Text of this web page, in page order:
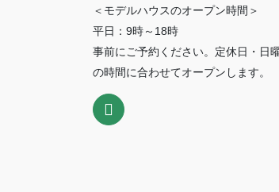
＜モデルハウスのオープン時間＞
平日：9時～18時
事前にご予約ください。定休日・日
の時間に合わせてオープンします。